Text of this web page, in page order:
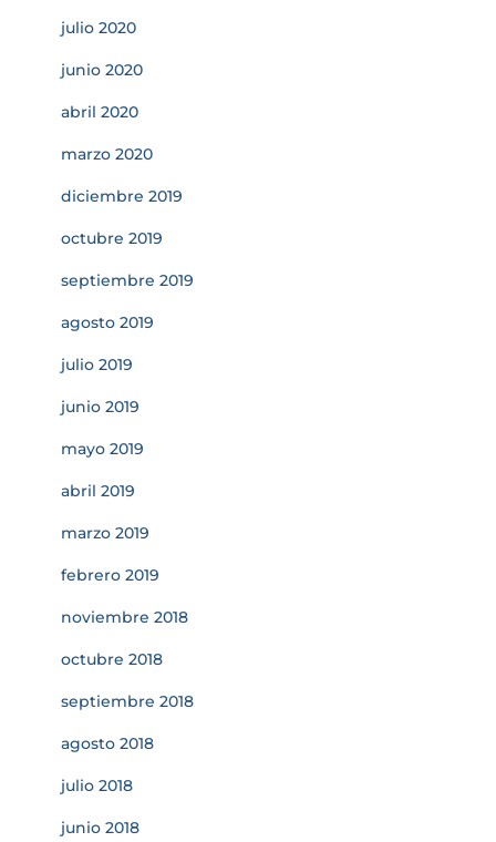
julio 2020
junio 2020
abril 2020
marzo 2020
diciembre 2019
octubre 2019
septiembre 2019
agosto 2019
julio 2019
junio 2019
mayo 2019
abril 2019
marzo 2019
febrero 2019
noviembre 2018
octubre 2018
septiembre 2018
agosto 2018
julio 2018
junio 2018